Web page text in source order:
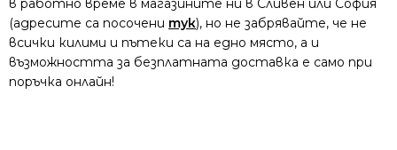
в работно време в магазините ни в Сливен или София
(адресите са посочени тук), но не забрявайте, че не
всички килими и пътеки са на едно място, а и
възможността за безплатната доставка е само при
поръчка онлайн!